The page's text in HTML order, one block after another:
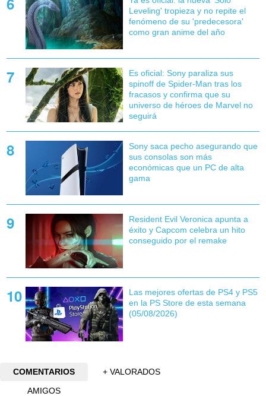
Leveling' tropieza y no repite el
fenómeno de su 'predecesora'
como gran anime del año
Es oficial: Sony paraliza sus
spinoff de Spider-Man tras los
fracasos y confirma que su
universo de héroes de Marvel no
seguirá
Sony saca pecho asegurando que
sus consolas son más
económicas que un PC de alta
gama
Resident Evil Veronica apunta a
éxito y Capcom celebra un hito
conseguido por el remake
Las mejores ofertas de PS4 y PS5
en la PS Store de esta semana
(05/08/2026)
COMENTARIOS
+ VALORADOS
AMIGOS